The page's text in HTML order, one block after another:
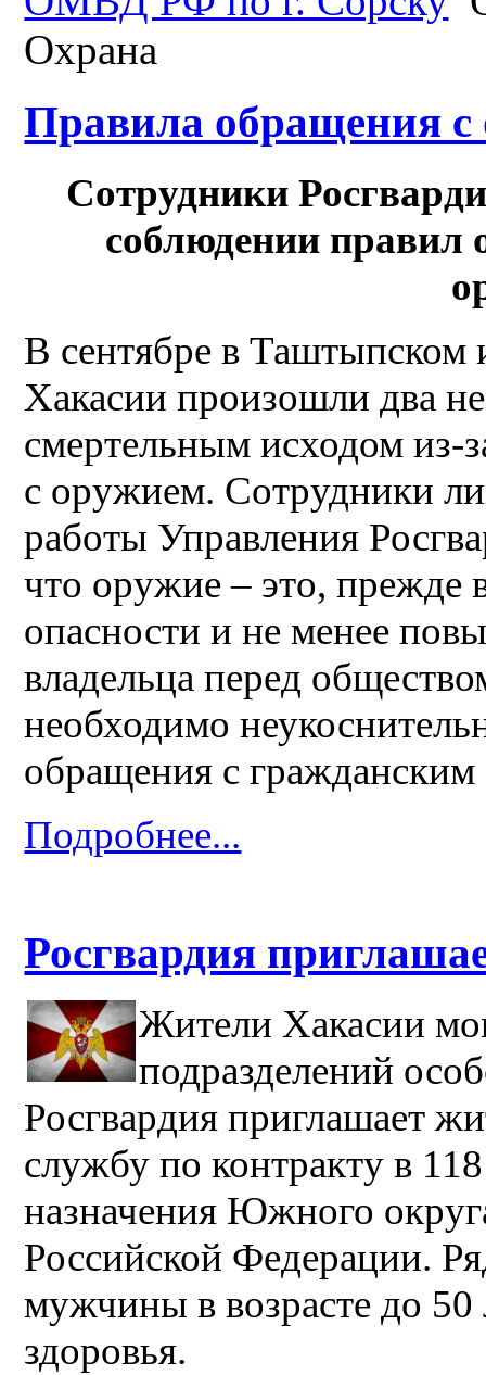
Охрана
Правила обращения
Сотрудники
соблюдении правил
В сентябре в Таштыпском
Хакасии произошли два
смертельным исходом из-
с оружием. Сотрудники
работы Управления
что оружие – это, прежде
опасности и не менее
владельца перед
необходимо
обращения с
Подробнее...
Росгвардия
Жители Хакасии
подразделений
Росгвардия приглашает
службу по контракту в
назначения Южного
Российской Федерации.
мужчины в возрасте до
здоровья.